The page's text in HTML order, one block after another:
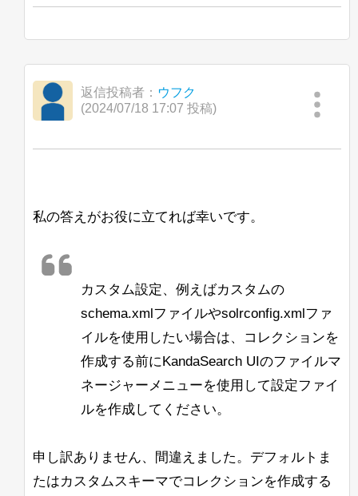
返信投稿者： ウフク
(2024/07/18 17:07 投稿)
私の答えがお役に立てれば幸いです。
カスタム設定、例えばカスタムの
schema.xmlファイルやsolrconfig.xmlファ
イルを使用したい場合は、コレクションを
作成する前にKandaSearch UIのファイルマ
ネージャーメニューを使用して設定ファイ
ルを作成してください。
申し訳ありません、間違えました。デフォルトま
たはカスタムスキーマでコレクションを作成する